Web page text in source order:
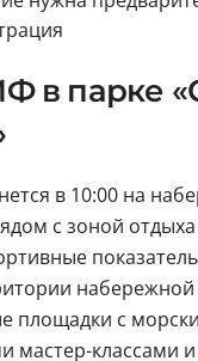
мастер-классами